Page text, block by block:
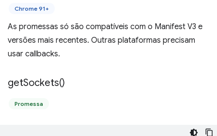
Chrome 91+
As promessas só são compatíveis com o Manifest V3 e
versões mais recentes. Outras plataformas precisam
usar callbacks.
getSockets()
Promessa